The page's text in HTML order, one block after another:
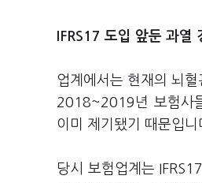
IFRS17 도입 앞둔 과열
업계에서는 현재의 뇌
2018~2019년 보험사
이미 제기됐기 때문입니
당시 보험업계는